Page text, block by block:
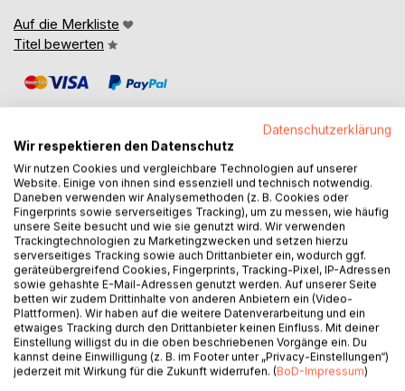
Auf die Merkliste
Titel bewerten
BESCHREIBUNG
Carla und Charly lüften Geheimnisse aus dem Band 1 und
erleben weitere Abenteuer mit ihren Menschenfreunden.
Wichtige Benimmregeln von ihrer Mama spielen in den
einzelnen Geschichten eine Rolle und die beiden
Stubentiger gehen online! Die Samtpfoten wollen mit Herz,
Hirn und Verstand die Welt erobern!
AUTOR/IN
Datenschutzerklärung
Wir respektieren den Datenschutz
Wir nutzen Cookies und vergleichbare Technologien auf unserer
Website. Einige von ihnen sind essenziell und technisch notwendig.
Daneben verwenden wir Analysemethoden (z. B. Cookies oder
Fingerprints sowie serverseitiges Tracking), um zu messen, wie häufig
unsere Seite besucht und wie sie genutzt wird. Wir verwenden
Trackingtechnologien zu Marketingzwecken und setzen hierzu
serverseitiges Tracking sowie auch Drittanbieter ein, wodurch ggf.
geräteübergreifend Cookies, Fingerprints, Tracking-Pixel, IP-Adressen
sowie gehashte E-Mail-Adressen genutzt werden. Auf unserer Seite
betten wir zudem Drittinhalte von anderen Anbietern ein (Video-
Plattformen). Wir haben auf die weitere Datenverarbeitung und ein
etwaiges Tracking durch den Drittanbieter keinen Einfluss. Mit deiner
Einstellung willigst du in die oben beschriebenen Vorgänge ein. Du
kannst deine Einwilligung (z. B. im Footer unter „Privacy-Einstellungen“)
jederzeit mit Wirkung für die Zukunft widerrufen. (BoD-Impressum)